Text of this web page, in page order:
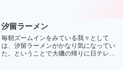
いな、と常々思っていた。...
汐留ラーメン
毎朝ズームインをみている我々として
は、汐留ラーメンがかなり気になってい
た。ということで大磯の帰りに日テレジ